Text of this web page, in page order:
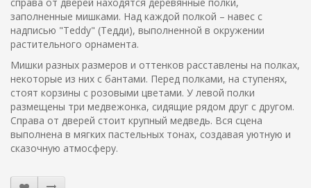
заполненные мишками. Над каждой полкой – навес с
надписью "Teddy" (Тедди), выполненной в окружении
растительного орнамента.
Мишки разных размеров и оттенков расставлены на полках,
некоторые из них с бантами. Перед полками, на ступенях,
стоят корзины с розовыми цветами. У левой полки
размещены три медвежонка, сидящие рядом друг с другом.
Справа от дверей стоит крупный медведь. Вся сцена
выполнена в мягких пастельных тонах, создавая уютную и
сказочную атмосферу.